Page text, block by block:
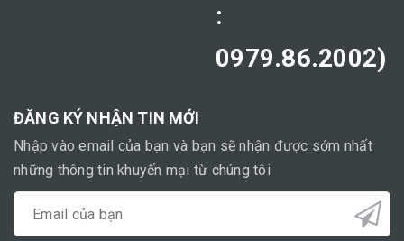
:
0979.86.2002)
ĐĂNG KÝ NHẬN TIN MỚI
Nhập vào email của bạn và bạn sẽ nhận được sớm nhất
những thông tin khuyến mại từ chúng tôi